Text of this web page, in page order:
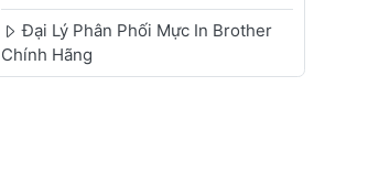
Đại Lý Phân Phối Mực In Brother
Chính Hãng